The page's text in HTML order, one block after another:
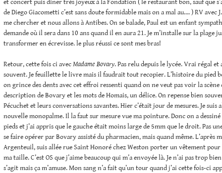
et concert puis diner très joyeux à la Fondation ( le restaurant bon, sauf que
de Diego Giacometti c’est sans doute formidable mais on a mal au…. ) RV avec
me chercher et nous allons à Antibes. On se balade, Paul est un enfant
demande où il sera dans 10 ans quand il en aura 21. Je m’installe sur la plage
transformer en écrevisse. le plus réussi ce sont mes bras!
Retour, cette fois ci avecMadame Bovary. Pas relu depuis le lycée. Vrai régal et
souvent. Je feuillette le livre mais il faudrait tout recopier. L’histoire du pied
on grince des dents avec cet effroi ressenti quand on ne veut pas voir la scène
description de Bovary et les mots de Homais, un délice. On repense bien
Pécuchet et leurs conversations savantes. Hier c’était jour de mesures. Je suis
nouvelle monopalme. Il la faut sur mesure vue ma pointure. Donc on a
pieds et j’ai appris que le gauche était moins large de 5mm que le droit. Pas
se faire opérer par Bovary assisté du pharmacien, mais quand même. L’après
Argenteuil, suis allée rue Saint Honoré chez Weston porter un vêtement
ma taille. C’est OS que j’aime beaucoup qui m’a envoyée là. Je n’ai pas trop
s’agit mais ça m’amuse. Mon sang n’a fait qu’un tour quand j’ai cette fois-ci